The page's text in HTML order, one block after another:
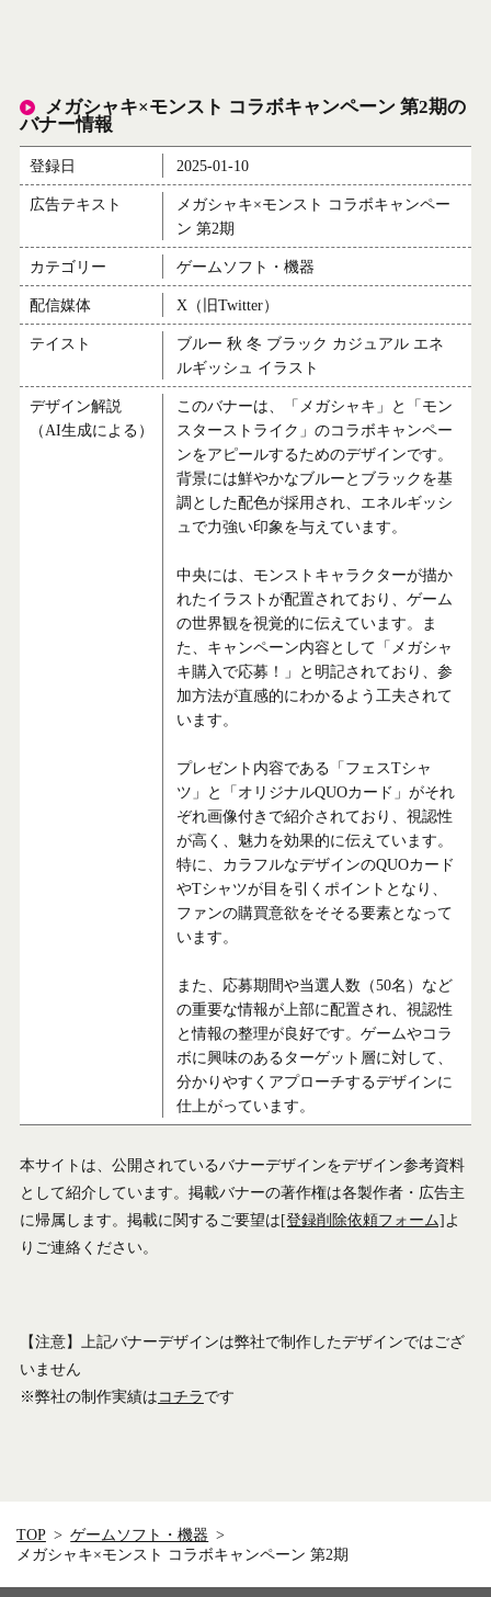
メガシャキ×モンスト コラボキャンペーン 第2期の
バナー情報
登録日 2025-01-10
広告テキスト
メガシャキ×モンスト コラボキャンペー
ン 第2期
カテゴリー ゲームソフト・機器
配信媒体 X（旧Twitter）
テイスト
ブルー 秋 冬 ブラック カジュアル エネ
ルギッシュ イラスト
デザイン解説
（AI生成による）
このバナーは、「メガシャキ」と「モン
スターストライク」のコラボキャンペー
ンをアピールするためのデザインです。
背景には鮮やかなブルーとブラックを基
調とした配色が採用され、エネルギッシ
ュで力強い印象を与えています。
中央には、モンストキャラクターが描か
れたイラストが配置されており、ゲーム
の世界観を視覚的に伝えています。ま
た、キャンペーン内容として「メガシャ
キ購入で応募！」と明記されており、参
加方法が直感的にわかるよう工夫されて
います。
プレゼント内容である「フェスTシャ
ツ」と「オリジナルQUOカード」がそれ
ぞれ画像付きで紹介されており、視認性
が高く、魅力を効果的に伝えています。
特に、カラフルなデザインのQUOカード
やTシャツが目を引くポイントとなり、
ファンの購買意欲をそそる要素となって
います。
また、応募期間や当選人数（50名）など
の重要な情報が上部に配置され、視認性
と情報の整理が良好です。ゲームやコラ
ボに興味のあるターゲット層に対して、
分かりやすくアプローチするデザインに
仕上がっています。
本サイトは、公開されているバナーデザインをデザイン参考資料
として紹介しています。掲載バナーの著作権は各製作者・広告主
に帰属します。掲載に関するご要望は[登録削除依頼フォーム]よ
りご連絡ください。
【注意】上記バナーデザインは弊社で制作したデザインではござ
いません
※弊社の制作実績はコチラです
TOP
ゲームソフト・機器
メガシャキ×モンスト コラボキャンペーン 第2期